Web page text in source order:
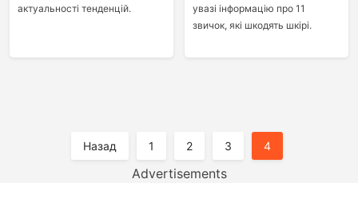
актуальності тенденцій.
увазі інформацію про 11
звичок, які шкодять шкірі.
Пагінація
Назад 1 2 3 4
Advertisements